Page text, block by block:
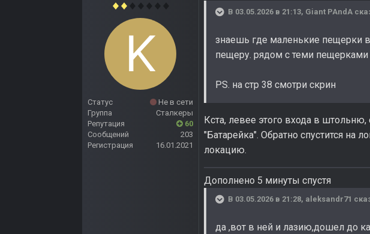
Статус
Не в сети
Группа
Сталкеры
Репутация
60
Сообщений
203
Регистрация
16.01.2021
В 03.05.2026 в 21:13, Giant PAndA
знаешь где маленькие пещерки
пещеру. рядом с теми пещерками
PS. на стр 38 смотри скрин
Кста, левее этого входа в
"Батарейка". Обратно спустится на
локацию.
Дополнено 5 минуты спустя
В 03.05.2026 в 21:28, aleksandr71
да ,вот в ней и лазию,дошел до